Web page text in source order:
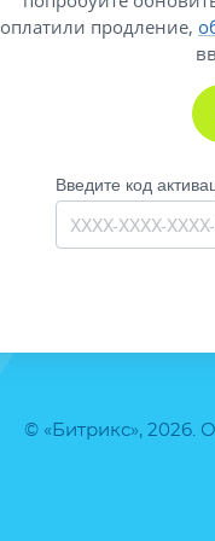
© «Битрикс», 2026.
оплатили продление,
Введите код